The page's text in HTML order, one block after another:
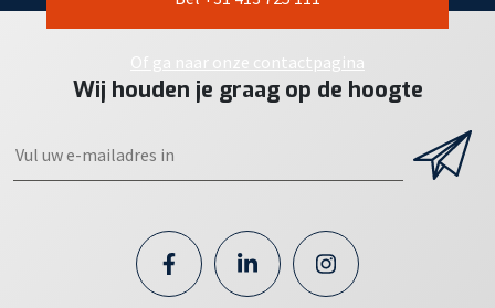
Of ga naar onze contactpagina
Wij houden je graag op de hoogte